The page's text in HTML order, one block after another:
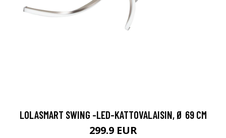
LOLASMART SWING -LED-KATTOVALAISIN, Ø 69 CM
299.9 EUR